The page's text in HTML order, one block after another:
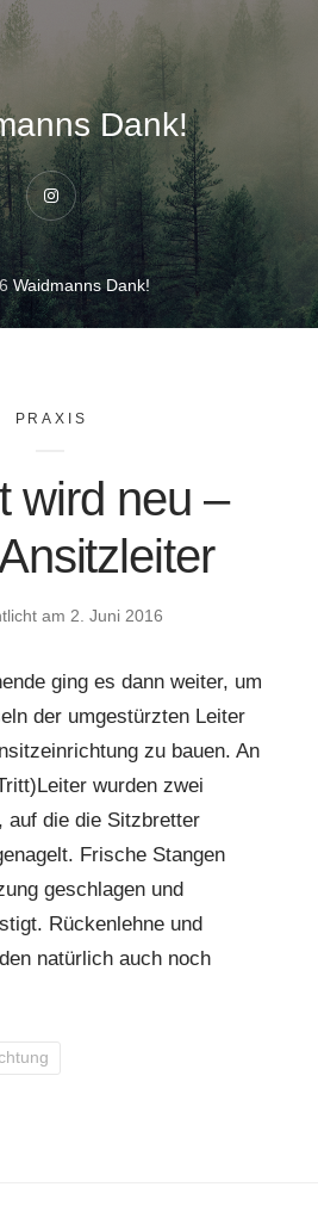
Dank!
Instagram
Waidmanns Dank!
PRAXIS
wird neu –
am 2. Juni 2016
ging es dann weiter, um
der umgestürzten Leiter
zu bauen. An
wurden zwei
auf die die Sitzbretter
Frische Stangen
geschlagen und
Rückenlehne und
natürlich auch noch